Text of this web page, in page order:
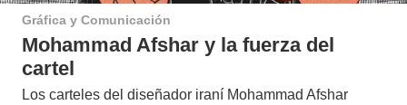
Gráfica y Comunicación
Mohammad Afshar y la fuerza del
cartel
Los carteles del diseñador iraní Mohammad Afshar